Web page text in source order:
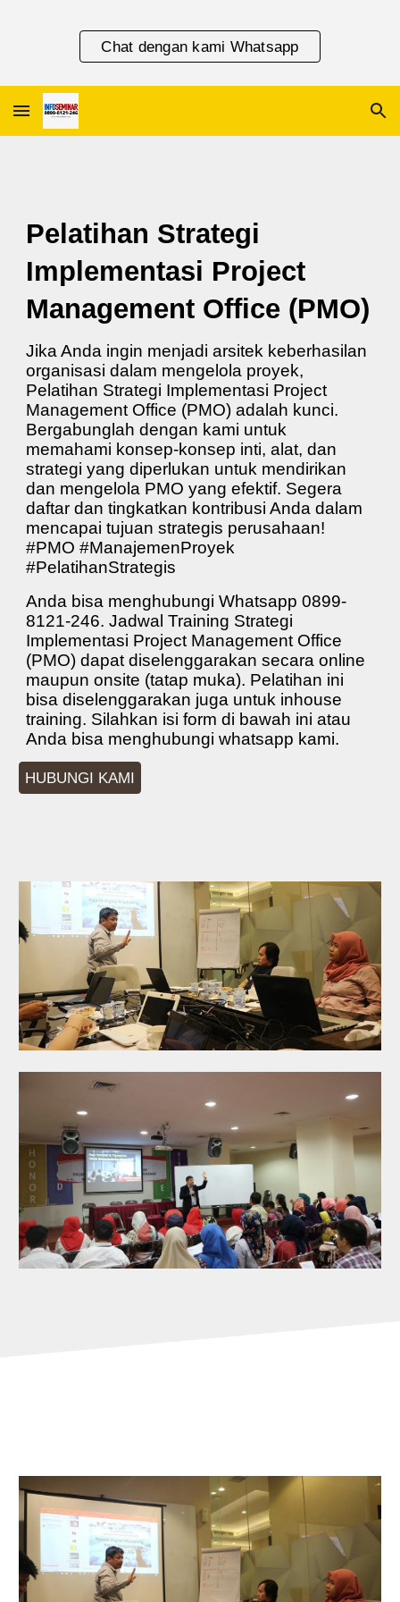
Skip to main content Skip to navigation
Chat dengan kami Whatsapp
Pelatihan Strategi
Implementasi Project
Management Office (PMO)
Jika Anda ingin menjadi arsitek keberhasilan
organisasi dalam mengelola proyek,
Pelatihan Strategi Implementasi Project
Management Office (PMO) adalah kunci.
Bergabunglah dengan kami untuk
memahami konsep-konsep inti, alat, dan
strategi yang diperlukan untuk mendirikan
dan mengelola PMO yang efektif. Segera
daftar dan tingkatkan kontribusi Anda dalam
mencapai tujuan strategis perusahaan!
#PMO #ManajemenProyek
#PelatihanStrategis
Anda bisa menghubungi Whatsapp 0899-
8121-246.Jadwal Training Strategi
Implementasi Project Management Office
(PMO) dapat diselenggarakan secara online
maupun onsite (tatap muka). Pelatihan ini
bisa diselenggarakan juga untuk inhouse
training. Silahkan isi form di bawah ini atau
Anda bisa menghubungi whatsapp kami.
HUBUNGI KAMI